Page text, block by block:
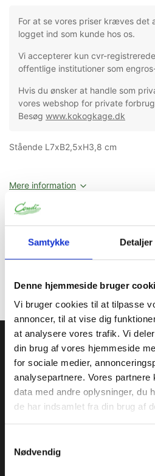
Samtykke Detaljer
Denne hjemmeside bruger
Vi bruger cookies til at tilpasse
annoncer, til at vise dig
at analysere vores trafik. Vi
din brug af vores hjemmeside
for sociale medier,
analysepartnere. Vores partnere
data med andre oplysninger, du
de har indsamlet fra din brug af
Nødvendig
For at se vores priser kræves det
logget ind som kunde hos os.
Vi accepterer kun cvr-
offentlige institutioner som
Hvis du ønsker at handle som
vores webshop for private
Besøg www.kokogkage.dk
Stående L7xB2,5xH3,8 cm
Mere information
Oprindelse:
Toldtarif nr.
Condi ApS
Condi leverer idag et bredt
conditorivarer/emballage til
Restaurationsbranchen.
Roskildevej 30, 2620 Albertslund
+45 36 75 22 55
CVR 38233165